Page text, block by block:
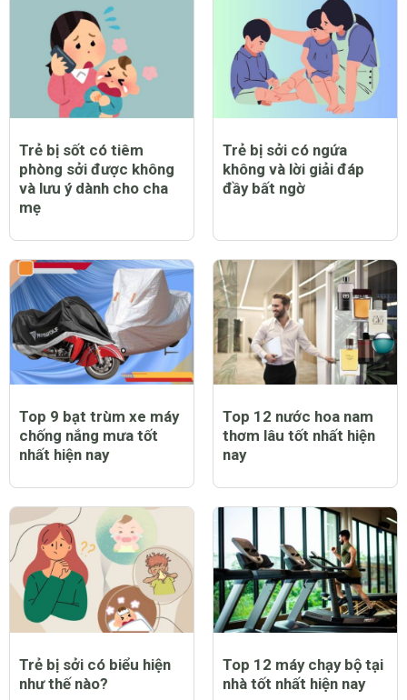
Trẻ bị sốt có tiêm
phòng sởi được không
và lưu ý dành cho cha
mẹ
Trẻ bị sởi có ngứa
không và lời giải đáp
đầy bất ngờ
Top 9 bạt trùm xe máy
chống nắng mưa tốt
nhất hiện nay
Top 12 nước hoa nam
thơm lâu tốt nhất hiện
nay
Trẻ bị sởi có biểu hiện
như thế nào?
Top 12 máy chạy bộ tại
nhà tốt nhất hiện nay